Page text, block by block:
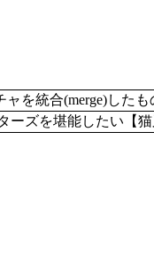
統合(merge)したも
ズを堪能したい【猫